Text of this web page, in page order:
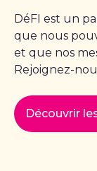
DéFI est un
que nous
et que nos
Rejoignez-
Découvrir